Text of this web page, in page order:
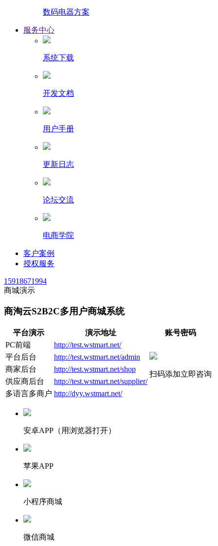
数码电器方案
服务中心
系统下载
开发文档
用户手册
更新日志
论坛交流
电商学院
客户案例
授权服务
15918671994
商城演示
商淘云S2B2C多用户商城系统
平台演示 演示地址
账号密码
PC前端
http://test.wstmart.net/
扫码添加立即咨询
平台后台
http://test.wstmart.net/admin
商家后台
http://test.wstmart.net/shop
供应商后台
http://test.wstmart.net/supplier/
多语言多商户 http://dyy.wstmart.net/
安卓APP（用浏览器打开）
苹果APP
小程序商城
微信商城